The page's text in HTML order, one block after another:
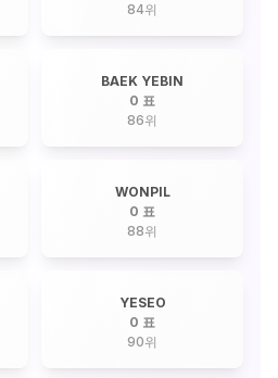
84위
BAEK YEBIN
0 표
86위
WONPIL
0 표
88위
YESEO
0 표
90위